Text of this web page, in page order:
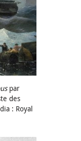
par
des
: Royal